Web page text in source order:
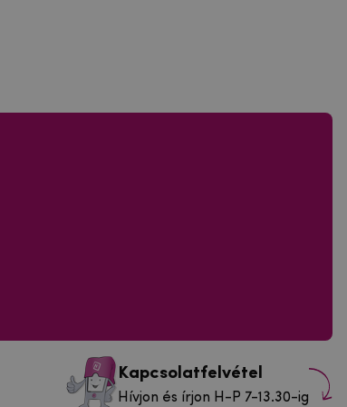
Kapcsolatfelvétel
Hívjon és írjon H-P 7-13.30-ig